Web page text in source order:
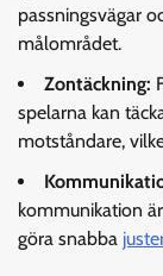
passningsvägar
målområdet.
Zontäckning:
spelarna kan
motståndare,
kommunikation
göra snabba